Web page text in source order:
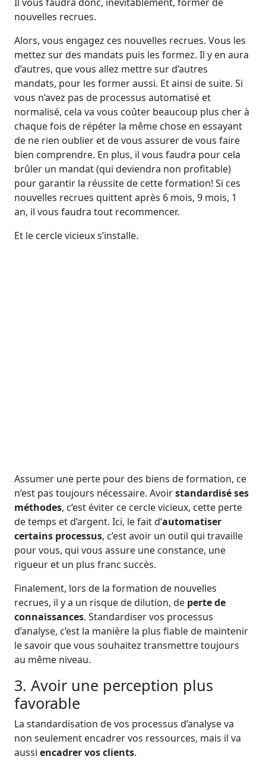
nouvelles recrues.
Alors, vous engagez ces nouvelles recrues. Vous les
mettez sur des mandats puis les formez. Il y en aura
d’autres, que vous allez mettre sur d’autres
mandats, pour les former aussi. Et ainsi de suite. Si
vous n’avez pas de processus automatisé et
normalisé, cela va vous coûter beaucoup plus cher à
chaque fois de répéter la même chose en essayant
de ne rien oublier et de vous assurer de vous faire
bien comprendre. En plus, il vous faudra pour cela
brûler un mandat (qui deviendra non profitable)
pour garantir la réussite de cette formation! Si ces
nouvelles recrues quittent après 6 mois, 9 mois, 1
an, il vous faudra tout recommencer.
Et le cercle vicieux s’installe.
Assumer une perte pour des biens de formation, ce
n’est pas toujours nécessaire. Avoirstandardisé ses
méthodes, c’est éviter ce cercle vicieux, cette perte
de temps et d’argent. Ici, le fait d’automatiser
certains processus, c’est avoir un outil qui travaille
pour vous, qui vous assure une constance, une
rigueur et un plus franc succès.
Finalement, lors de la formation de nouvelles
recrues, il y a un risque de dilution, de perte de
connaissances. Standardiser vos processus
d’analyse, c’est la manière la plus fiable de maintenir
le savoir que vous souhaitez transmettre toujours
au même niveau.
3. Avoir une perception plus
favorable
La standardisation de vos processus d’analyse va
non seulement encadrer vos ressources, mais il va
aussi encadrer vos clients.